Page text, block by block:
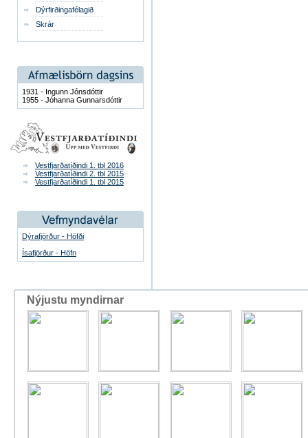
Dýrfirðingafélagið
Skrár
1931 - Ingunn Jónsdóttir
1955 - Jóhanna Gunnarsdóttir
Vestfjarðatíðindi 1. tbl 2016
Vestfjarðatíðindi 2. tbl 2015
Vestfjarðatíðindi 1. tbl 2015
Dýrafjörður - Höfði
Ísafjörður - Höfn
Nýjustu myndirnar